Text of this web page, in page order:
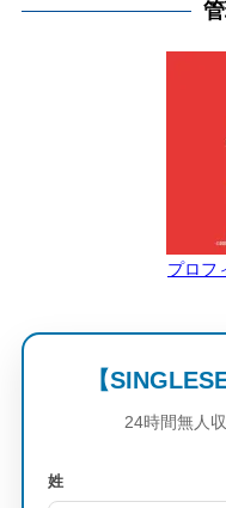
プロフ
【
24時間無人
姓